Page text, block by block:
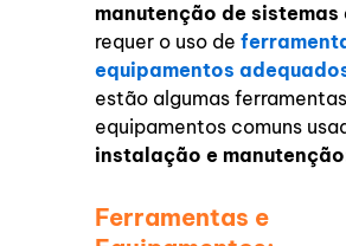
manutenção de
requer o uso de
equipamentos
estão algumas
equipamentos comuns
instalação e
Ferramentas e